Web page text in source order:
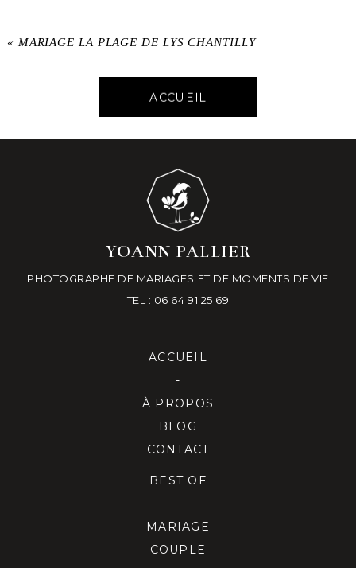
« MARIAGE LA PLAGE DE LYS CHANTILLY
ACCUEIL
YOANN PALLIER
PHOTOGRAPHE DE MARIAGES ET DE MOMENTS DE VIE
TEL : 06 64 91 25 69
ACCUEIL
-
À PROPOS
BLOG
CONTACT
BEST OF
-
MARIAGE
COUPLE